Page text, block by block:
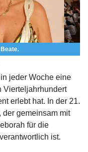
Baden-Baden.
jeder Woche eine
Vierteljahrhundert
erlebt hat. In der 21.
der gemeinsam mit
für die
ist.